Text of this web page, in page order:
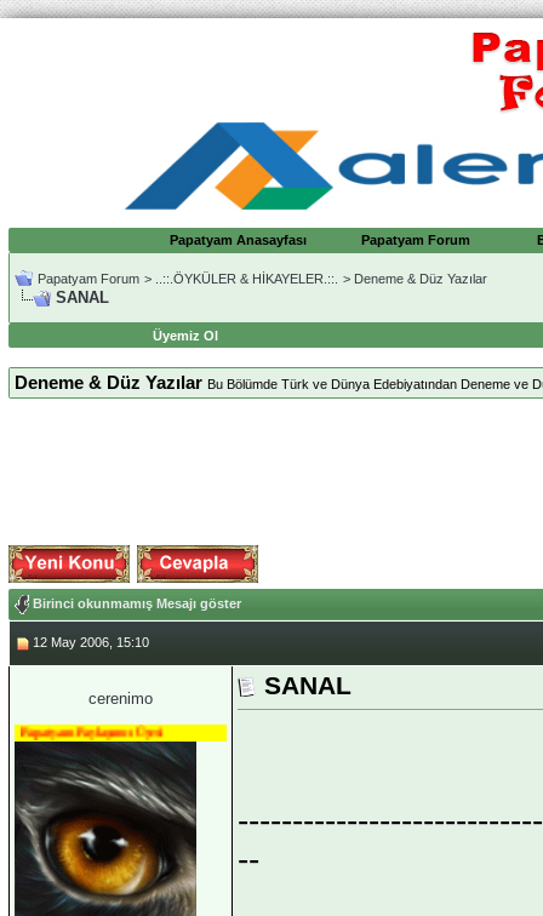
Papatyam Anasayfası Papatyam Forum
Papatyam Forum > ..::.ÖYKÜLER & HİKAYELER.::. > Deneme & Düz Yazılar
SANAL
Üyemiz Ol
Deneme & Düz Yazılar Bu Bölümde Türk ve Dünya Edebiyatından Deneme ve
Birinci okunmamış Mesajı göster
12 May 2006, 15:10
cerenimo
Papatyam Paylaşımcı Üyesi
SANAL
--